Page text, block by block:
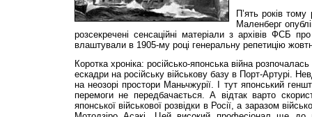
П’ять років тому
Маленберг
розсекречені сенсаційні матеріали з архівів ФСБ
влаштували в 1905-му році генеральну репетицію
Коротка хроніка: російсько-японська війна
ескадри на російську військову базу в Порт-Артурі.
на неозорі простори Маньчжурії. І тут японський
перемоги не передбачається. А відтак варто
японської військової розвідки в Росії, а заразом